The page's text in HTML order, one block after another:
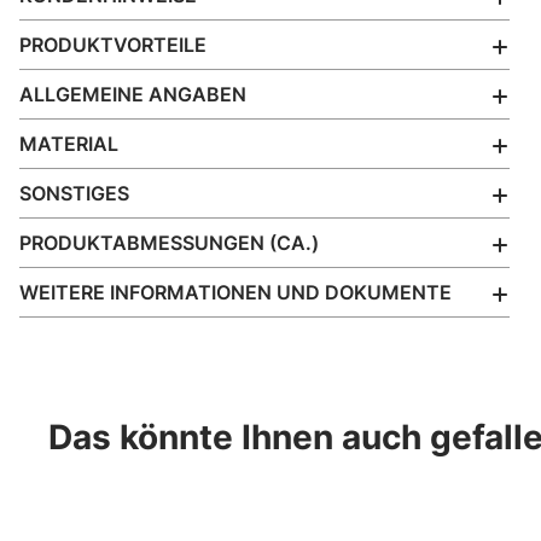
PRODUKTVORTEILE
ALLGEMEINE ANGABEN
MATERIAL
SONSTIGES
PRODUKTABMESSUNGEN (CA.)
WEITERE INFORMATIONEN UND DOKUMENTE
Das könnte Ihnen auch